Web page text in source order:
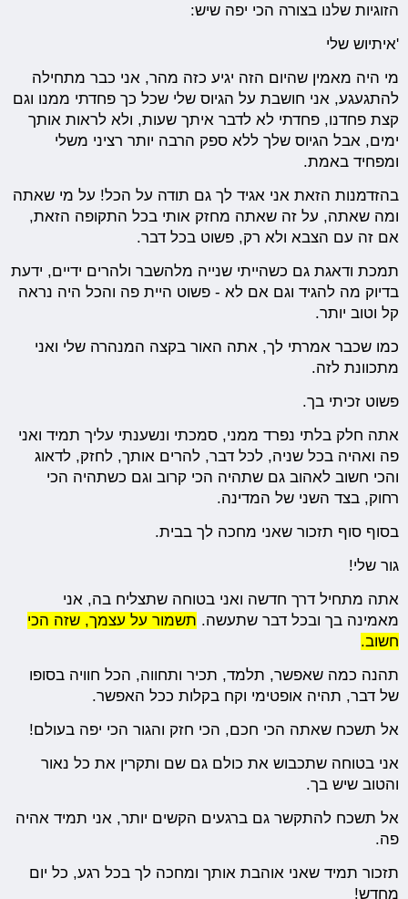
הזוגיות שלנו בצורה הכי יפה שיש:
'איתיוש שלי
מי היה מאמין שהיום הזה יגיע כזה מהר, אני כבר מתחילה
להתגעגע, אני חושבת על הגיוס שלי שכל כך פחדתי ממנו וגם
קצת פחדנו, פחדתי לא לדבר איתך שעות, ולא לראות אותך
ימים, אבל הגיוס שלך ללא ספק הרבה יותר רציני משלי
ומפחיד באמת.
בהזדמנות הזאת אני אגיד לך גם תודה על הכל! על מי שאתה
ומה שאתה, על זה שאתה מחזק אותי בכל התקופה הזאת,
אם זה עם הצבא ולא רק, פשוט בכל דבר.
תמכת ודאגת גם כשהייתי שנייה מלהשבר ולהרים ידיים, ידעת
בדיוק מה להגיד וגם אם לא - פשוט היית פה והכל היה נראה
קל וטוב יותר.
כמו שכבר אמרתי לך, אתה האור בקצה המנהרה שלי ואני
מתכוונת לזה.
פשוט זכיתי בך.
אתה חלק בלתי נפרד ממני, סמכתי ונשענתי עליך תמיד ואני
פה ואהיה בכל שניה, לכל דבר, להרים אותך, לחזק, לדאוג
והכי חשוב לאהוב גם שתהיה הכי קרוב וגם כשתהיה הכי
רחוק, בצד השני של המדינה.
בסוף סוף תזכור שאני מחכה לך בבית.
גור שלי!
אתה מתחיל דרך חדשה ואני בטוחה שתצליח בה, אני
מאמינה בך ובכל דבר שתעשה. תשמור על עצמך, שזה הכי
חשוב.
תהנה כמה שאפשר, תלמד, תכיר ותחווה, הכל חוויה בסופו
של דבר, תהיה אופטימי וקח בקלות ככל האפשר.
אל תשכח שאתה הכי חכם, הכי חזק והגור הכי יפה בעולם!
אני בטוחה שתכבוש את כולם גם שם ותקרין את כל נאור
והטוב שיש בך.
אל תשכח להתקשר גם ברגעים הקשים יותר, אני תמיד אהיה
פה.
תזכור תמיד שאני אוהבת אותך ומחכה לך בכל רגע, כל יום
מחדש!